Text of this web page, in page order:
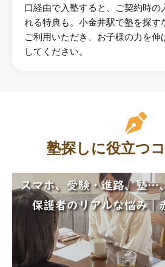
口経由で入塾すると、ご契約時の
れる特典も。小金井駅で塾を探す
ご利用いただき、お子様の力を伸
してください。
塾探しに役立つ